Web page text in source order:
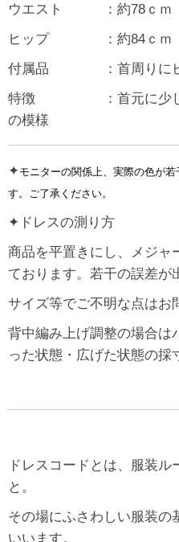
ウエスト ：約78ｃｍ
ヒップ ：約84ｃｍ
付属品 ：首周りにビ
特徴 ：首元に少し透
の模様
✦モニターの関係上、実際の色が
す。ご了承ください。
✦ドレスの測り方
商品を平置きにし、メジャ
ております。若干の誤差が
サイズ等でご不明な点はお
背中編み上げ調整の場合
った状態・広げた状態の採
ドレスコードとは、服装ル
と。
その場にふさわしい服装の
いいます。